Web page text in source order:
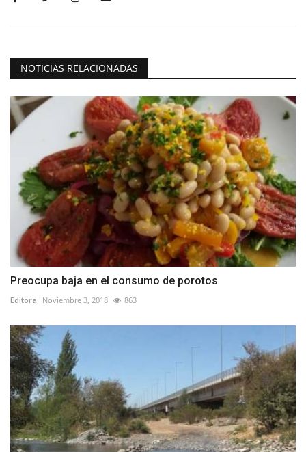
NOTICIAS RELACIONADAS
Preocupa baja en el consumo de porotos
Editora Noviembre 3, 2018 863